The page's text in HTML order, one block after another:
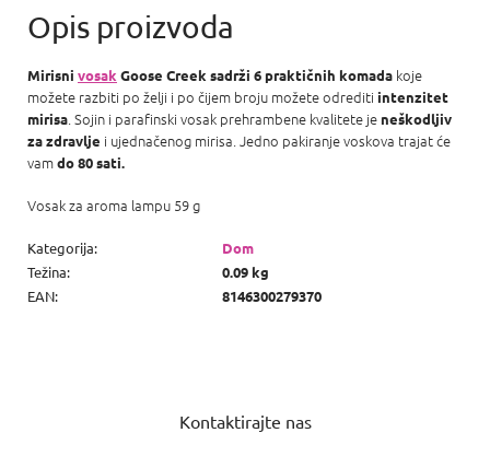
Mirisni vosak Goose Creek sadrži 6 praktičnih komada koje
možete razbiti po želji i po čijem broju možete odrediti intenzitet
mirisa . Sojin i parafinski vosak prehrambene kvalitete je neškodljiv
za zdravlje i ujednačenog mirisa. Jedno pakiranje voskova trajat će
vamdo 80 sati.
Vosak za aroma lampu 59 g
Kategorija:
Dom
Težina:
0.09 kg
EAN: 8146300279370
Kontaktirajte nas